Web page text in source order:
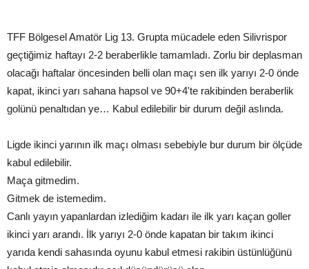
TFF Bölgesel Amatör Lig 13. Grupta mücadele eden Silivrispor
geçtiğimiz haftayı 2-2 beraberlikle tamamladı. Zorlu bir deplasman
olacağı haftalar öncesinden belli olan maçı sen ilk yarıyı 2-0 önde
kapat, ikinci yarı sahana hapsol ve 90+4'te rakibinden beraberlik
golünü penaltıdan ye… Kabul edilebilir bir durum değil aslında.
Ligde ikinci yarının ilk maçı olması sebebiyle bur durum bir ölçüde
kabul edilebilir.
Maça gitmedim.
Gitmek de istemedim.
Canlı yayın yapanlardan izlediğim kadarı ile ilk yarı kaçan goller
ikinci yarı arandı. İlk yarıyı 2-0 önde kapatan bir takım ikinci
yarıda kendi sahasında oyunu kabul etmesi rakibin üstünlüğünü